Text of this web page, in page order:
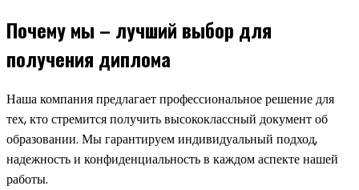
Почему мы – лучший выбор для
получения диплома
Наша компания предлагает профессиональное решение для
тех, кто стремится получить высококлассный документ об
образовании. Мы гарантируем индивидуальный подход,
надежность и конфиденциальность в каждом аспекте нашей
работы.